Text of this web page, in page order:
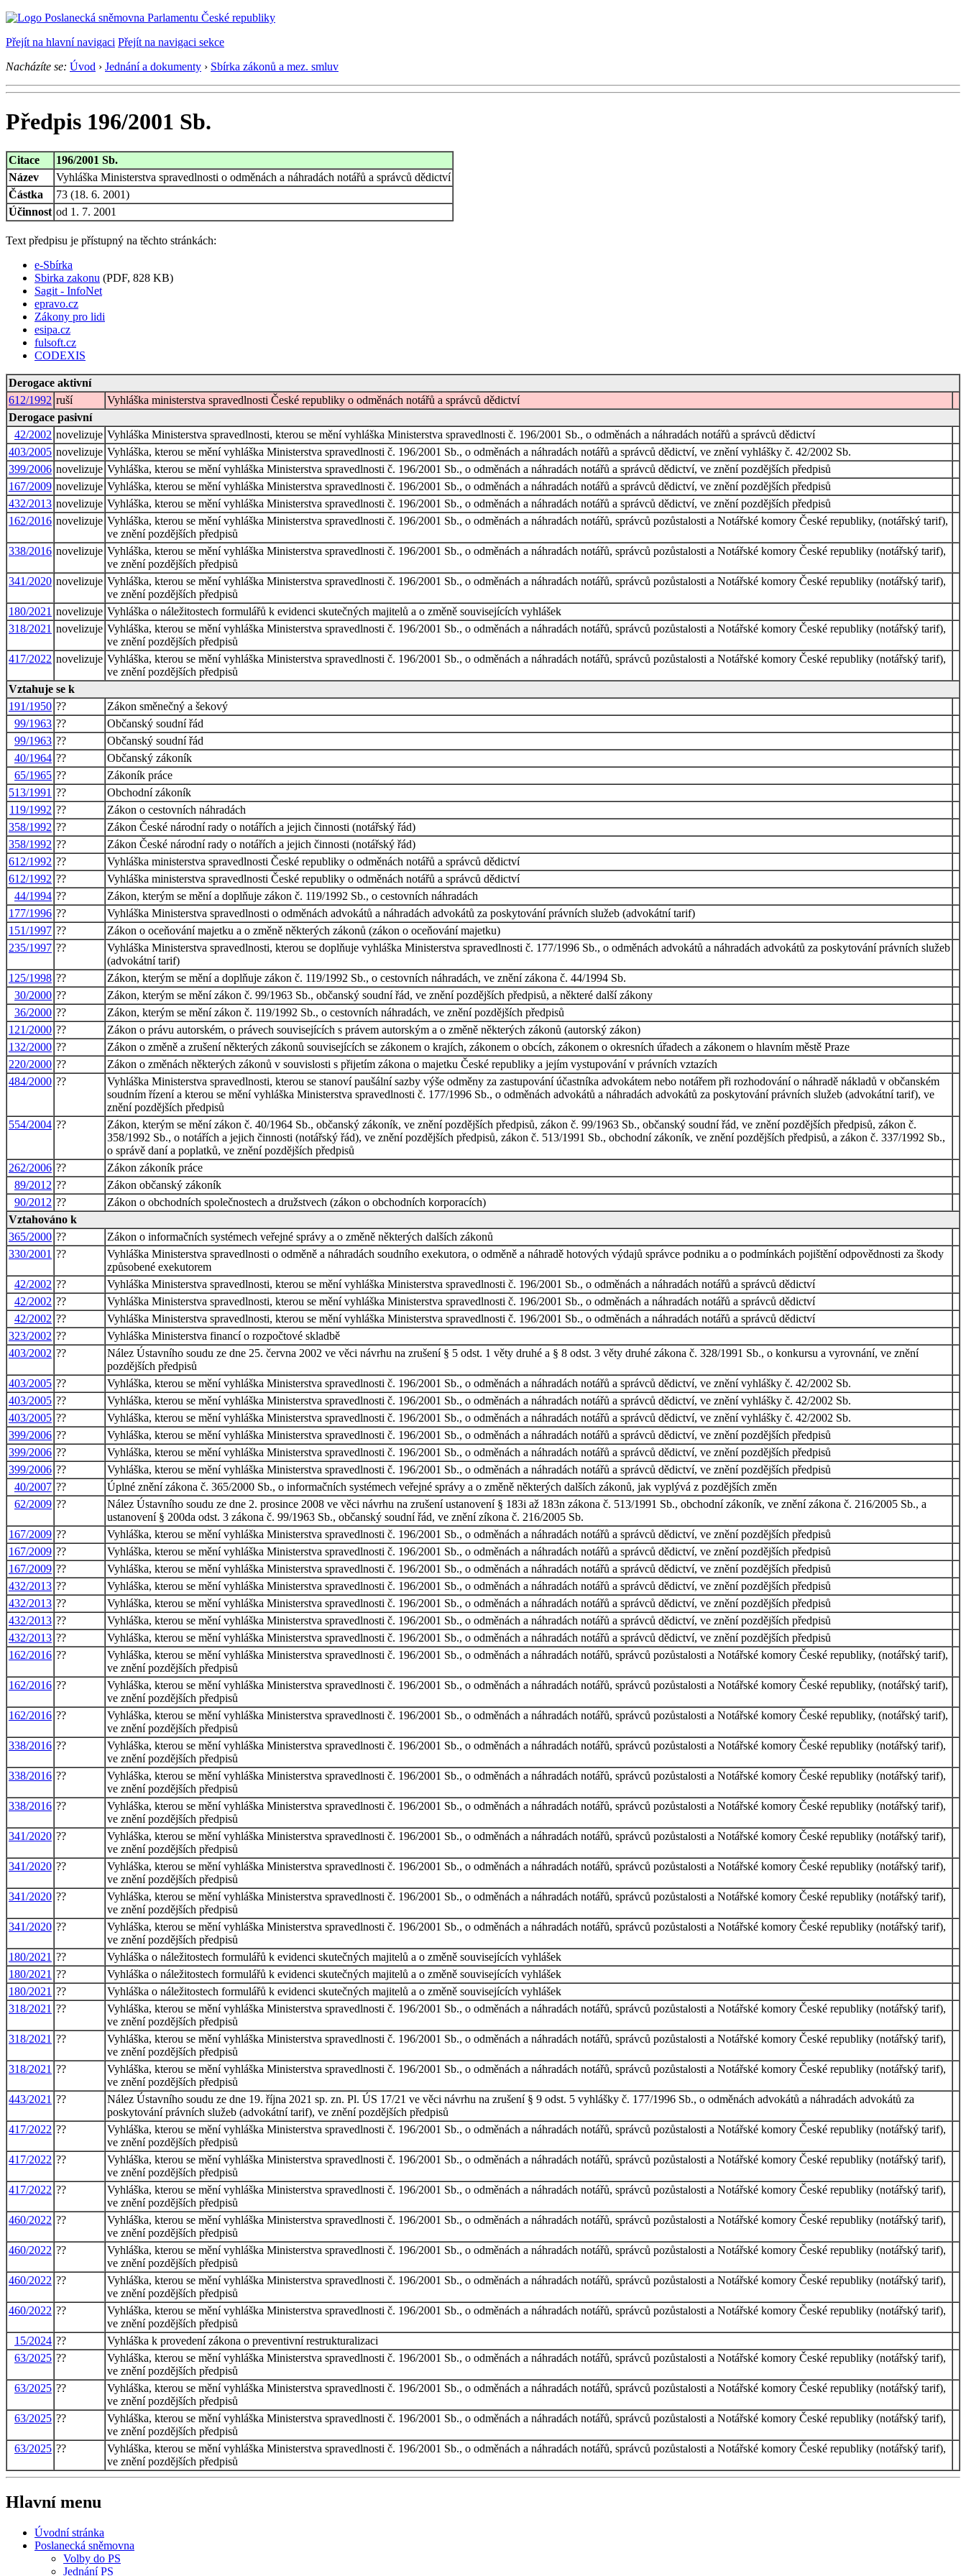
Přejít na hlavní navigaci Přejít na navigaci sekce
Nacházíte se: Úvod › Jednání a dokumenty › Sbírka zákonů a mez. smluv
Předpis 196/2001 Sb.
Citace
196/2001 Sb.
Název
Vyhláška Ministerstva spravedlnosti o odměnách a náhradách notářů a správců dědictví
Částka
73 (18. 6. 2001)
Účinnost od 1. 7. 2001
Text předpisu je přístupný na těchto stránkách:
e-Sbírka
Sbirka zakonu (PDF, 828 KB)
Sagit - InfoNet
epravo.cz
Zákony pro lidi
esipa.cz
fulsoft.cz
CODEXIS
Derogace aktivní
612/1992 ruší
Vyhláška ministerstva spravedlnosti České republiky o odměnách notářů a správců dědictví
Derogace pasivní
42/2002 novelizuje Vyhláška Ministerstva spravedlnosti, kterou se mění vyhláška Ministerstva spravedlnosti č. 196/2001 Sb., o odměnách a náhradách notářů a správců dědictví
403/2005 novelizuje Vyhláška, kterou se mění vyhláška Ministerstva spravedlnosti č. 196/2001 Sb., o odměnách a náhradách notářů a správců dědictví, ve znění vyhlášky č. 42/2002 Sb.
399/2006 novelizuje Vyhláška, kterou se mění vyhláška Ministerstva spravedlnosti č. 196/2001 Sb., o odměnách a náhradách notářů a správců dědictví, ve znění pozdějších předpisů
167/2009 novelizuje Vyhláška, kterou se mění vyhláška Ministerstva spravedlnosti č. 196/2001 Sb., o odměnách a náhradách notářů a správců dědictví, ve znění pozdějších předpisů
432/2013 novelizuje Vyhláška, kterou se mění vyhláška Ministerstva spravedlnosti č. 196/2001 Sb., o odměnách a náhradách notářů a správců dědictví, ve znění pozdějších předpisů
162/2016 novelizuje Vyhláška, kterou se mění vyhláška Ministerstva spravedlnosti č. 196/2001 Sb., o odměnách a náhradách notářů, správců pozůstalosti a Notářské komory České republiky, (notářský tarif),
ve znění pozdějších předpisů
338/2016 novelizuje Vyhláška, kterou se mění vyhláška Ministerstva spravedlnosti č. 196/2001 Sb., o odměnách a náhradách notářů, správců pozůstalosti a Notářské komory České republiky (notářský tarif),
ve znění pozdějších předpisů
341/2020 novelizuje Vyhláška, kterou se mění vyhláška Ministerstva spravedlnosti č. 196/2001 Sb., o odměnách a náhradách notářů, správců pozůstalosti a Notářské komory České republiky (notářský tarif),
ve znění pozdějších předpisů
180/2021 novelizuje Vyhláška o náležitostech formulářů k evidenci skutečných majitelů a o změně souvisejících vyhlášek
318/2021 novelizuje Vyhláška, kterou se mění vyhláška Ministerstva spravedlnosti č. 196/2001 Sb., o odměnách a náhradách notářů, správců pozůstalosti a Notářské komory České republiky (notářský tarif),
ve znění pozdějších předpisů
417/2022 novelizuje Vyhláška, kterou se mění vyhláška Ministerstva spravedlnosti č. 196/2001 Sb., o odměnách a náhradách notářů, správců pozůstalosti a Notářské komory České republiky (notářský tarif),
ve znění pozdějších předpisů
Vztahuje se k
191/1950 ??
Zákon směnečný a šekový
99/1963 ??
Občanský soudní řád
99/1963 ??
Občanský soudní řád
40/1964 ??
Občanský zákoník
65/1965 ??
Zákoník práce
513/1991 ??
Obchodní zákoník
119/1992 ??
Zákon o cestovních náhradách
358/1992 ??
Zákon České národní rady o notářích a jejich činnosti (notářský řád)
358/1992 ??
Zákon České národní rady o notářích a jejich činnosti (notářský řád)
612/1992 ??
Vyhláška ministerstva spravedlnosti České republiky o odměnách notářů a správců dědictví
612/1992 ??
Vyhláška ministerstva spravedlnosti České republiky o odměnách notářů a správců dědictví
44/1994 ??
Zákon, kterým se mění a doplňuje zákon č. 119/1992 Sb., o cestovních náhradách
177/1996 ??
Vyhláška Ministerstva spravedlnosti o odměnách advokátů a náhradách advokátů za poskytování právních služeb (advokátní tarif)
151/1997 ??
Zákon o oceňování majetku a o změně některých zákonů (zákon o oceňování majetku)
235/1997 ??
Vyhláška Ministerstva spravedlnosti, kterou se doplňuje vyhláška Ministerstva spravedlnosti č. 177/1996 Sb., o odměnách advokátů a náhradách advokátů za poskytování právních služeb
(advokátní tarif)
125/1998 ??
Zákon, kterým se mění a doplňuje zákon č. 119/1992 Sb., o cestovních náhradách, ve znění zákona č. 44/1994 Sb.
30/2000 ??
Zákon, kterým se mění zákon č. 99/1963 Sb., občanský soudní řád, ve znění pozdějších předpisů, a některé další zákony
36/2000 ??
Zákon, kterým se mění zákon č. 119/1992 Sb., o cestovních náhradách, ve znění pozdějších předpisů
121/2000 ??
Zákon o právu autorském, o právech souvisejících s právem autorským a o změně některých zákonů (autorský zákon)
132/2000 ??
Zákon o změně a zrušení některých zákonů souvisejících se zákonem o krajích, zákonem o obcích, zákonem o okresních úřadech a zákonem o hlavním městě Praze
220/2000 ??
Zákon o změnách některých zákonů v souvislosti s přijetím zákona o majetku České republiky a jejím vystupování v právních vztazích
484/2000 ??
Vyhláška Ministerstva spravedlnosti, kterou se stanoví paušální sazby výše odměny za zastupování účastníka advokátem nebo notářem při rozhodování o náhradě nákladů v občanském
soudním řízení a kterou se mění vyhláška Ministerstva spravedlnosti č. 177/1996 Sb., o odměnách advokátů a náhradách advokátů za poskytování právních služeb (advokátní tarif), ve
znění pozdějších předpisů
554/2004 ??
Zákon, kterým se mění zákon č. 40/1964 Sb., občanský zákoník, ve znění pozdějších předpisů, zákon č. 99/1963 Sb., občanský soudní řád, ve znění pozdějších předpisů, zákon č.
358/1992 Sb., o notářích a jejich činnosti (notářský řád), ve znění pozdějších předpisů, zákon č. 513/1991 Sb., obchodní zákoník, ve znění pozdějších předpisů, a zákon č. 337/1992 Sb.,
o správě daní a poplatků, ve znění pozdějších předpisů
262/2006 ??
Zákon zákoník práce
89/2012 ??
Zákon občanský zákoník
90/2012 ??
Zákon o obchodních společnostech a družstvech (zákon o obchodních korporacích)
Vztahováno k
365/2000 ??
Zákon o informačních systémech veřejné správy a o změně některých dalších zákonů
330/2001 ??
Vyhláška Ministerstva spravedlnosti o odměně a náhradách soudního exekutora, o odměně a náhradě hotových výdajů správce podniku a o podmínkách pojištění odpovědnosti za škody
způsobené exekutorem
42/2002 ??
Vyhláška Ministerstva spravedlnosti, kterou se mění vyhláška Ministerstva spravedlnosti č. 196/2001 Sb., o odměnách a náhradách notářů a správců dědictví
42/2002 ??
Vyhláška Ministerstva spravedlnosti, kterou se mění vyhláška Ministerstva spravedlnosti č. 196/2001 Sb., o odměnách a náhradách notářů a správců dědictví
42/2002 ??
Vyhláška Ministerstva spravedlnosti, kterou se mění vyhláška Ministerstva spravedlnosti č. 196/2001 Sb., o odměnách a náhradách notářů a správců dědictví
323/2002 ??
Vyhláška Ministerstva financí o rozpočtové skladbě
403/2002 ??
Nález Ústavního soudu ze dne 25. června 2002 ve věci návrhu na zrušení § 5 odst. 1 věty druhé a § 8 odst. 3 věty druhé zákona č. 328/1991 Sb., o konkursu a vyrovnání, ve znění
pozdějších předpisů
403/2005 ??
Vyhláška, kterou se mění vyhláška Ministerstva spravedlnosti č. 196/2001 Sb., o odměnách a náhradách notářů a správců dědictví, ve znění vyhlášky č. 42/2002 Sb.
403/2005 ??
Vyhláška, kterou se mění vyhláška Ministerstva spravedlnosti č. 196/2001 Sb., o odměnách a náhradách notářů a správců dědictví, ve znění vyhlášky č. 42/2002 Sb.
403/2005 ??
Vyhláška, kterou se mění vyhláška Ministerstva spravedlnosti č. 196/2001 Sb., o odměnách a náhradách notářů a správců dědictví, ve znění vyhlášky č. 42/2002 Sb.
399/2006 ??
Vyhláška, kterou se mění vyhláška Ministerstva spravedlnosti č. 196/2001 Sb., o odměnách a náhradách notářů a správců dědictví, ve znění pozdějších předpisů
399/2006 ??
Vyhláška, kterou se mění vyhláška Ministerstva spravedlnosti č. 196/2001 Sb., o odměnách a náhradách notářů a správců dědictví, ve znění pozdějších předpisů
399/2006 ??
Vyhláška, kterou se mění vyhláška Ministerstva spravedlnosti č. 196/2001 Sb., o odměnách a náhradách notářů a správců dědictví, ve znění pozdějších předpisů
40/2007 ??
Úplné znění zákona č. 365/2000 Sb., o informačních systémech veřejné správy a o změně některých dalších zákonů, jak vyplývá z pozdějších změn
62/2009 ??
Nález Ústavního soudu ze dne 2. prosince 2008 ve věci návrhu na zrušení ustanovení § 183i až 183n zákona č. 513/1991 Sb., obchodní zákoník, ve znění zákona č. 216/2005 Sb., a
ustanovení § 200da odst. 3 zákona č. 99/1963 Sb., občanský soudní řád, ve znění zíkona č. 216/2005 Sb.
167/2009 ??
Vyhláška, kterou se mění vyhláška Ministerstva spravedlnosti č. 196/2001 Sb., o odměnách a náhradách notářů a správců dědictví, ve znění pozdějších předpisů
167/2009 ??
Vyhláška, kterou se mění vyhláška Ministerstva spravedlnosti č. 196/2001 Sb., o odměnách a náhradách notářů a správců dědictví, ve znění pozdějších předpisů
167/2009 ??
Vyhláška, kterou se mění vyhláška Ministerstva spravedlnosti č. 196/2001 Sb., o odměnách a náhradách notářů a správců dědictví, ve znění pozdějších předpisů
432/2013 ??
Vyhláška, kterou se mění vyhláška Ministerstva spravedlnosti č. 196/2001 Sb., o odměnách a náhradách notářů a správců dědictví, ve znění pozdějších předpisů
432/2013 ??
Vyhláška, kterou se mění vyhláška Ministerstva spravedlnosti č. 196/2001 Sb., o odměnách a náhradách notářů a správců dědictví, ve znění pozdějších předpisů
432/2013 ??
Vyhláška, kterou se mění vyhláška Ministerstva spravedlnosti č. 196/2001 Sb., o odměnách a náhradách notářů a správců dědictví, ve znění pozdějších předpisů
432/2013 ??
Vyhláška, kterou se mění vyhláška Ministerstva spravedlnosti č. 196/2001 Sb., o odměnách a náhradách notářů a správců dědictví, ve znění pozdějších předpisů
162/2016 ??
Vyhláška, kterou se mění vyhláška Ministerstva spravedlnosti č. 196/2001 Sb., o odměnách a náhradách notářů, správců pozůstalosti a Notářské komory České republiky, (notářský tarif),
ve znění pozdějších předpisů
162/2016 ??
Vyhláška, kterou se mění vyhláška Ministerstva spravedlnosti č. 196/2001 Sb., o odměnách a náhradách notářů, správců pozůstalosti a Notářské komory České republiky, (notářský tarif),
ve znění pozdějších předpisů
162/2016 ??
Vyhláška, kterou se mění vyhláška Ministerstva spravedlnosti č. 196/2001 Sb., o odměnách a náhradách notářů, správců pozůstalosti a Notářské komory České republiky, (notářský tarif),
ve znění pozdějších předpisů
338/2016 ??
Vyhláška, kterou se mění vyhláška Ministerstva spravedlnosti č. 196/2001 Sb., o odměnách a náhradách notářů, správců pozůstalosti a Notářské komory České republiky (notářský tarif),
ve znění pozdějších předpisů
338/2016 ??
Vyhláška, kterou se mění vyhláška Ministerstva spravedlnosti č. 196/2001 Sb., o odměnách a náhradách notářů, správců pozůstalosti a Notářské komory České republiky (notářský tarif),
ve znění pozdějších předpisů
338/2016 ??
Vyhláška, kterou se mění vyhláška Ministerstva spravedlnosti č. 196/2001 Sb., o odměnách a náhradách notářů, správců pozůstalosti a Notářské komory České republiky (notářský tarif),
ve znění pozdějších předpisů
341/2020 ??
Vyhláška, kterou se mění vyhláška Ministerstva spravedlnosti č. 196/2001 Sb., o odměnách a náhradách notářů, správců pozůstalosti a Notářské komory České republiky (notářský tarif),
ve znění pozdějších předpisů
341/2020 ??
Vyhláška, kterou se mění vyhláška Ministerstva spravedlnosti č. 196/2001 Sb., o odměnách a náhradách notářů, správců pozůstalosti a Notářské komory České republiky (notářský tarif),
ve znění pozdějších předpisů
341/2020 ??
Vyhláška, kterou se mění vyhláška Ministerstva spravedlnosti č. 196/2001 Sb., o odměnách a náhradách notářů, správců pozůstalosti a Notářské komory České republiky (notářský tarif),
ve znění pozdějších předpisů
341/2020 ??
Vyhláška, kterou se mění vyhláška Ministerstva spravedlnosti č. 196/2001 Sb., o odměnách a náhradách notářů, správců pozůstalosti a Notářské komory České republiky (notářský tarif),
ve znění pozdějších předpisů
180/2021 ??
Vyhláška o náležitostech formulářů k evidenci skutečných majitelů a o změně souvisejících vyhlášek
180/2021 ??
Vyhláška o náležitostech formulářů k evidenci skutečných majitelů a o změně souvisejících vyhlášek
180/2021 ??
Vyhláška o náležitostech formulářů k evidenci skutečných majitelů a o změně souvisejících vyhlášek
318/2021 ??
Vyhláška, kterou se mění vyhláška Ministerstva spravedlnosti č. 196/2001 Sb., o odměnách a náhradách notářů, správců pozůstalosti a Notářské komory České republiky (notářský tarif),
ve znění pozdějších předpisů
318/2021 ??
Vyhláška, kterou se mění vyhláška Ministerstva spravedlnosti č. 196/2001 Sb., o odměnách a náhradách notářů, správců pozůstalosti a Notářské komory České republiky (notářský tarif),
ve znění pozdějších předpisů
318/2021 ??
Vyhláška, kterou se mění vyhláška Ministerstva spravedlnosti č. 196/2001 Sb., o odměnách a náhradách notářů, správců pozůstalosti a Notářské komory České republiky (notářský tarif),
ve znění pozdějších předpisů
443/2021 ??
Nález Ústavního soudu ze dne 19. října 2021 sp. zn. Pl. ÚS 17/21 ve věci návrhu na zrušení § 9 odst. 5 vyhlášky č. 177/1996 Sb., o odměnách advokátů a náhradách advokátů za
poskytování právních služeb (advokátní tarif), ve znění pozdějších předpisů
417/2022 ??
Vyhláška, kterou se mění vyhláška Ministerstva spravedlnosti č. 196/2001 Sb., o odměnách a náhradách notářů, správců pozůstalosti a Notářské komory České republiky (notářský tarif),
ve znění pozdějších předpisů
417/2022 ??
Vyhláška, kterou se mění vyhláška Ministerstva spravedlnosti č. 196/2001 Sb., o odměnách a náhradách notářů, správců pozůstalosti a Notářské komory České republiky (notářský tarif),
ve znění pozdějších předpisů
417/2022 ??
Vyhláška, kterou se mění vyhláška Ministerstva spravedlnosti č. 196/2001 Sb., o odměnách a náhradách notářů, správců pozůstalosti a Notářské komory České republiky (notářský tarif),
ve znění pozdějších předpisů
460/2022 ??
Vyhláška, kterou se mění vyhláška Ministerstva spravedlnosti č. 196/2001 Sb., o odměnách a náhradách notářů, správců pozůstalosti a Notářské komory České republiky (notářský tarif),
ve znění pozdějších předpisů
460/2022 ??
Vyhláška, kterou se mění vyhláška Ministerstva spravedlnosti č. 196/2001 Sb., o odměnách a náhradách notářů, správců pozůstalosti a Notářské komory České republiky (notářský tarif),
ve znění pozdějších předpisů
460/2022 ??
Vyhláška, kterou se mění vyhláška Ministerstva spravedlnosti č. 196/2001 Sb., o odměnách a náhradách notářů, správců pozůstalosti a Notářské komory České republiky (notářský tarif),
ve znění pozdějších předpisů
460/2022 ??
Vyhláška, kterou se mění vyhláška Ministerstva spravedlnosti č. 196/2001 Sb., o odměnách a náhradách notářů, správců pozůstalosti a Notářské komory České republiky (notářský tarif),
ve znění pozdějších předpisů
15/2024 ??
Vyhláška k provedení zákona o preventivní restrukturalizaci
63/2025 ??
Vyhláška, kterou se mění vyhláška Ministerstva spravedlnosti č. 196/2001 Sb., o odměnách a náhradách notářů, správců pozůstalosti a Notářské komory České republiky (notářský tarif),
ve znění pozdějších předpisů
63/2025 ??
Vyhláška, kterou se mění vyhláška Ministerstva spravedlnosti č. 196/2001 Sb., o odměnách a náhradách notářů, správců pozůstalosti a Notářské komory České republiky (notářský tarif),
ve znění pozdějších předpisů
63/2025 ??
Vyhláška, kterou se mění vyhláška Ministerstva spravedlnosti č. 196/2001 Sb., o odměnách a náhradách notářů, správců pozůstalosti a Notářské komory České republiky (notářský tarif),
ve znění pozdějších předpisů
63/2025 ??
Vyhláška, kterou se mění vyhláška Ministerstva spravedlnosti č. 196/2001 Sb., o odměnách a náhradách notářů, správců pozůstalosti a Notářské komory České republiky (notářský tarif),
ve znění pozdějších předpisů
Hlavní menu
Úvodní stránka
Poslanecká sněmovna
Volby do PS
Jednání PS